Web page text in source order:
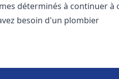
déterminés à continuer à
besoin d'un plombier